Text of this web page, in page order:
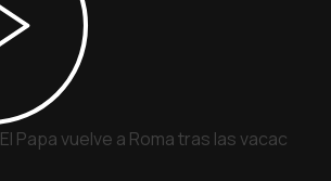
El Papa vuelve a Roma tras las